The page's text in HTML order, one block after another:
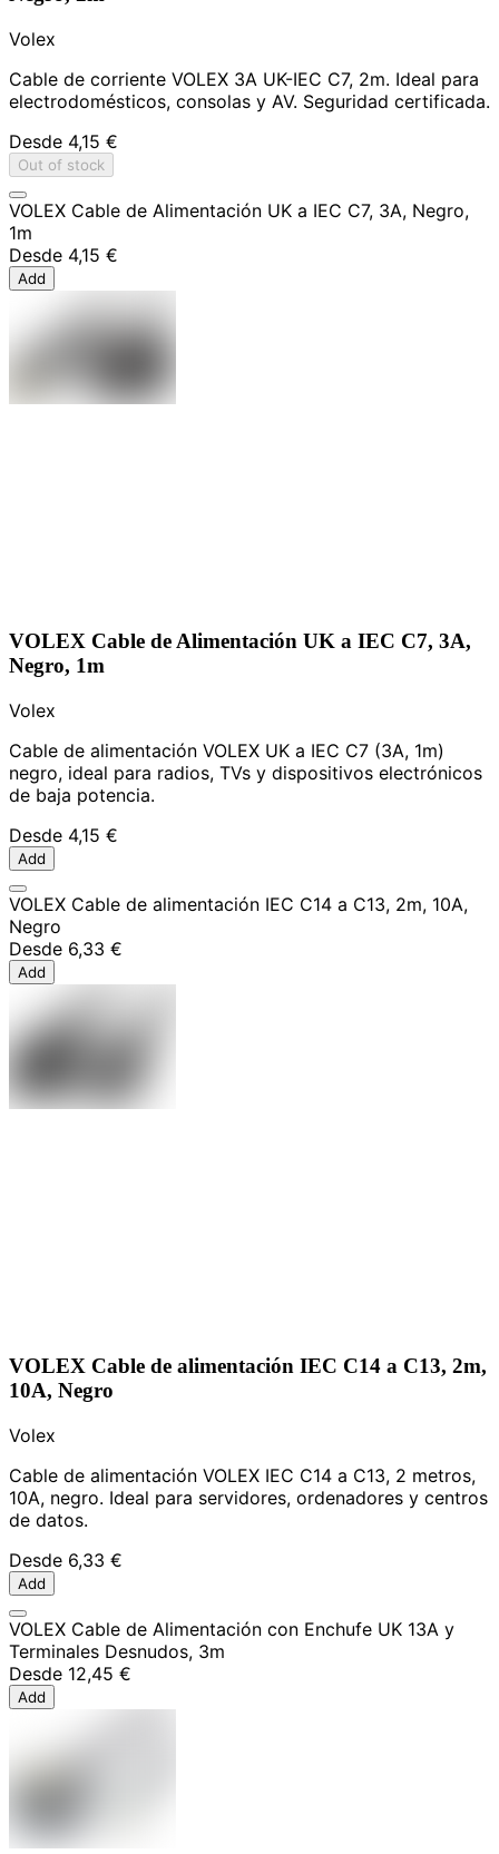
Volex
Cable de corriente VOLEX 3A UK-IEC C7, 2m. Ideal para
electrodomésticos, consolas y AV. Seguridad certificada.
Desde 4,15 €
Out of stock
VOLEX Cable de Alimentación UK a IEC C7, 3A, Negro,
1m
Desde 4,15 €
Add
VOLEX Cable de Alimentación UK a IEC C7, 3A,
Negro, 1m
Volex
Cable de alimentación VOLEX UK a IEC C7 (3A, 1m)
negro, ideal para radios, TVs y dispositivos electrónicos
de baja potencia.
Desde 4,15 €
Add
VOLEX Cable de alimentación IEC C14 a C13, 2m, 10A,
Negro
Desde 6,33 €
Add
VOLEX Cable de alimentación IEC C14 a C13, 2m,
10A, Negro
Volex
Cable de alimentación VOLEX IEC C14 a C13, 2 metros,
10A, negro. Ideal para servidores, ordenadores y centros
de datos.
Desde 6,33 €
Add
VOLEX Cable de Alimentación con Enchufe UK 13A y
Terminales Desnudos, 3m
Desde 12,45 €
Add